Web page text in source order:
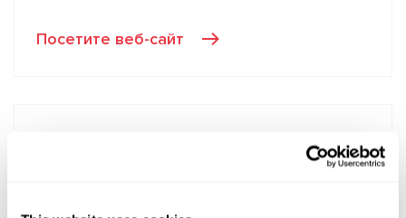
Посетите веб-сайт
Goran Kesić